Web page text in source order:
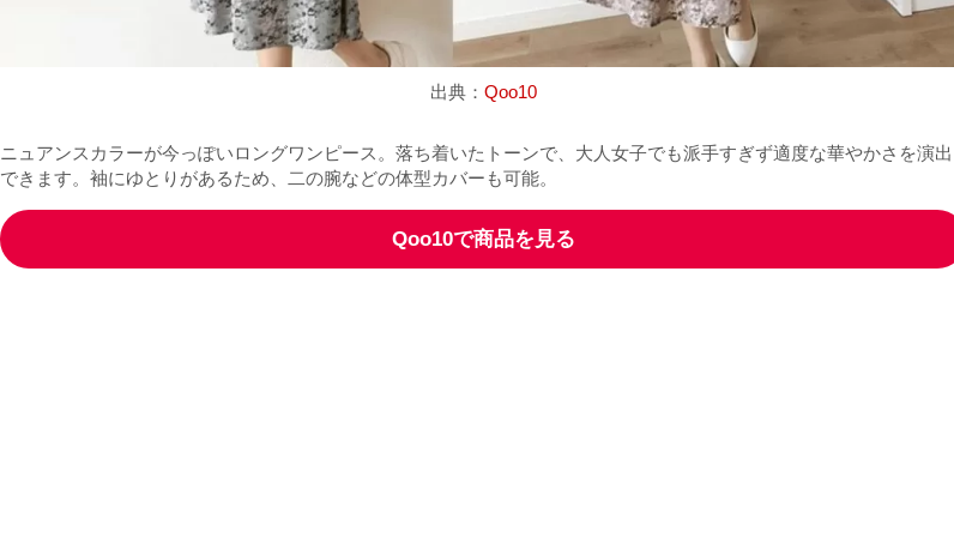
出典： Qoo10
ニュアンスカラーが今っぽいロングワンピース。落ち着いたトーンで、大人女子でも派手すぎず適度な華やかさを演出
できます。袖にゆとりがあるため、二の腕などの体型カバーも可能。
Qoo10で商品を見る